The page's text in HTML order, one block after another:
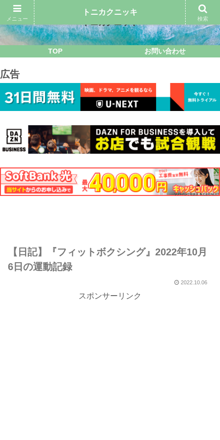
TOP お問い合わせ
広告
【日記】『フィットボクシング』2022年10月
6日の運動記録
2022.10.06
スポンサーリンク
メニュー
トニカクニッキ
検索